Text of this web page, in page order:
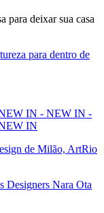
para deixar sua casa
para dentro de
IN - NEW IN -
IN
de Milão, ArtRio
Designers Nara Ota